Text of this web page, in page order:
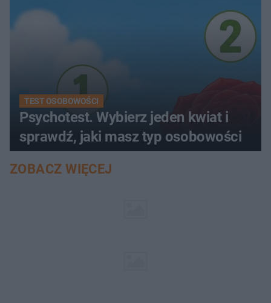
TEST OSOBOWOŚCI
Psychotest. Wybierz jeden kwiat i
sprawdź, jaki masz typ osobowości
ZOBACZ WIĘCEJ